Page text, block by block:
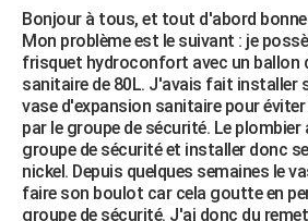
BRICOLAGE
Forum
Aménagement intérieur
Extérieur
Cuisine
Salle de bains
Jardinage
Rangement
WEEK-END
Guides de France
Escapades
Patrimoine
Expositions
Musées
Week-end nature
+LIFESTYLE
Art de vivre
Bien-être
Loisirs
Mode
Modes de vie
SANTE
Alimentation
Guide de la santé
Maladies
Médicaments
Sommeil
VOYAGE
Bonjour à tous, et tout d'abord bonne
Mon problème est le suivant : je
frisquet hydroconfort avec un ballon
sanitaire de 80L. J'avais fait installer
vase d'expansion sanitaire pour
par le groupe de sécurité. Le plombier
groupe de sécurité et installer donc
nickel. Depuis quelques semaines le
faire son boulot car cela goutte en
groupe de sécurité. J'ai donc du